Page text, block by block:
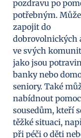
pozdravu po
potřebným.
zapojit do
dobrovolnických
ve svých
jako jsou
banky nebo
seniory. Také
nabídnout pomoc
sousedům, kteří
těžké situaci,
při péči o děti